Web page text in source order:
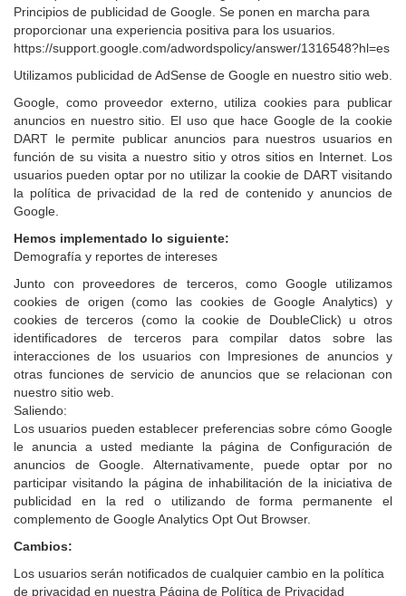
Principios de publicidad de Google. Se ponen en marcha para
proporcionar una experiencia positiva para los usuarios.
https://support.google.com/adwordspolicy/answer/1316548?hl=es
Utilizamos publicidad de AdSense de Google en nuestro sitio web.
Google, como proveedor externo, utiliza cookies para publicar
anuncios en nuestro sitio. El uso que hace Google de la cookie
DART le permite publicar anuncios para nuestros usuarios en
función de su visita a nuestro sitio y otros sitios en Internet. Los
usuarios pueden optar por no utilizar la cookie de DART visitando
la política de privacidad de la red de contenido y anuncios de
Google.
Hemos implementado lo siguiente:
Demografía y reportes de intereses
Junto con proveedores de terceros, como Google utilizamos
cookies de origen (como las cookies de Google Analytics) y
cookies de terceros (como la cookie de DoubleClick) u otros
identificadores de terceros para compilar datos sobre las
interacciones de los usuarios con Impresiones de anuncios y
otras funciones de servicio de anuncios que se relacionan con
nuestro sitio web.
Saliendo:
Los usuarios pueden establecer preferencias sobre cómo Google
le anuncia a usted mediante la página de Configuración de
anuncios de Google. Alternativamente, puede optar por no
participar visitando la página de inhabilitación de la iniciativa de
publicidad en la red o utilizando de forma permanente el
complemento de Google Analytics Opt Out Browser.
Cambios:
Los usuarios serán notificados de cualquier cambio en la política
de privacidad en nuestra Página de Política de Privacidad